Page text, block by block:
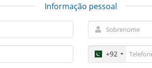
Informação pessoal
+92